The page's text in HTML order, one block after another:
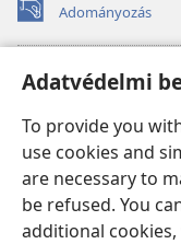
Adatvédelmi
To provide you
use cookies and
are necessary to
be refused. You
additional
Adományozás
(opens
new
Őrtorony ONLINE
(opens
window)JW Hub
(opens
new
window)JW Library
Watchtower Library